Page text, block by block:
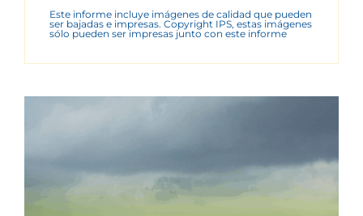
Este informe incluye imágenes de calidad que pueden
ser bajadas e impresas. Copyright IPS, estas imágenes
sólo pueden ser impresas junto con este informe